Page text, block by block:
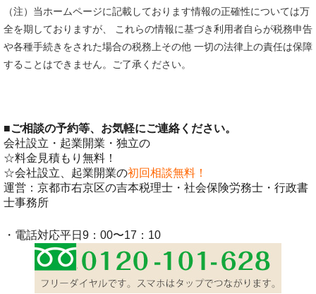
（注）当ホームページに記載しております情報の正確性については万
全を期しておりますが、 これらの情報に基づき利用者自らが税務申告
や各種手続きをされた場合の税務上その他 一切の法律上の責任は保障
することはできません。ご了承ください。
■ご相談の予約等、お気軽にご連絡ください。
会社設立・起業開業・独立の
☆料金見積もり無料！
☆会社設立、起業開業の初回相談無料！
運営：京都市右京区の吉本税理士・社会保険労務士・行政書
士事務所
・電話対応平日9：00〜17：10